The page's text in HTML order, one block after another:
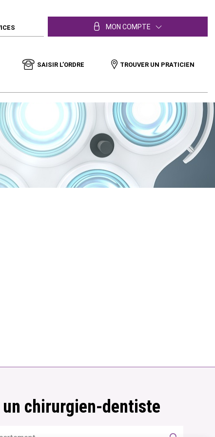
MON COMPTE
SAISIR L’ORDRE TROUVER UN PRATICIEN
un chirurgien-dentiste